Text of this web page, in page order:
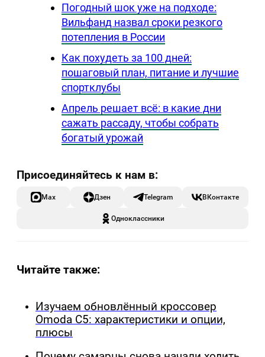
Погодный шок уже на подходе:
Вильфанд назвал сроки резкого
потепления в России
Как похудеть за 100 дней:
пошаговый план, питание и лучшие
спортклубы
Апрель решает всё: в какие дни
сажать рассаду, чтобы собрать
богатый урожай
Max Дзен Telegram ВКонтакте
Одноклассники
Читайте также:
Изучаем обновлённый кроссовер
Omoda C5: характеристики и опции,
плюсы